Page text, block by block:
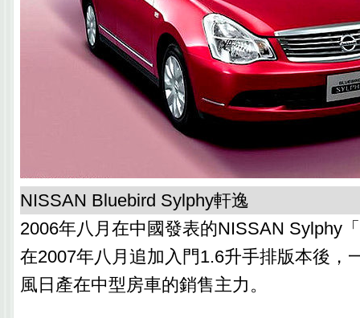
NISSAN Bluebird Sylphy軒逸
2006年八月在中國發表的NISSAN Sylphy
在2007年八月追加入門1.6升手排版本後，
風日產在中型房車的銷售主力。